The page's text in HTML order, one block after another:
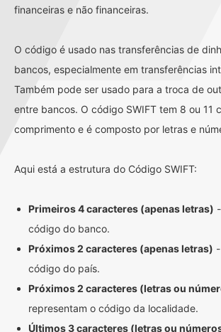
financeiras e não financeiras.
O código é usado nas transferências de
bancos, especialmente em transferências
Também pode ser usado para a troca de
entre bancos. O código SWIFT tem 8 ou 11
comprimento e é composto por letras e
Aqui está a estrutura do Código SWIFT:
Primeiros 4 caracteres (apenas letras)
código do banco.
Próximos 2 caracteres (apenas letras)
código do país.
Próximos 2 caracteres (letras ou
representam o código da localidade.
Últimos 3 caracteres (letras ou